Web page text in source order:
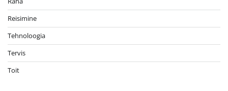
Reisimine
Tehnoloogia
Tervis
Toit